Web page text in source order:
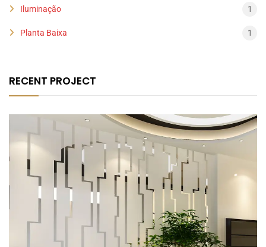
Iluminação 1
Planta Baixa 1
RECENT PROJECT